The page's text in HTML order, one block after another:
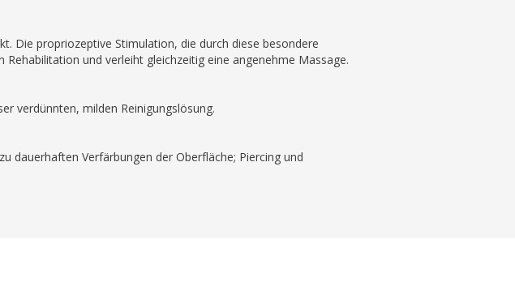
Die propriozeptive Stimulation, die durch diese besondere
und verleiht gleichzeitig eine angenehme Massage.
verdünnten, milden Reinigungslösung.
dauerhaften Verfärbungen der Oberfläche; Piercing und